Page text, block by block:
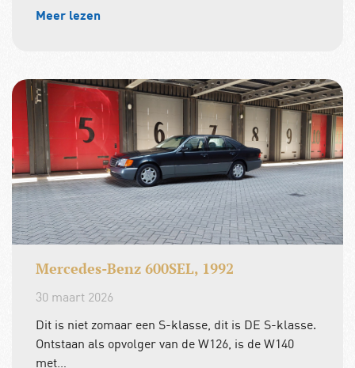
Meer lezen
Mercedes-Benz 600SEL, 1992
30 maart 2026
Dit is niet zomaar een S-klasse, dit is DE S-klasse.
Ontstaan als opvolger van de W126, is de W140
met…